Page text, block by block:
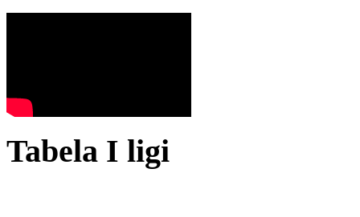
Tabela I ligi